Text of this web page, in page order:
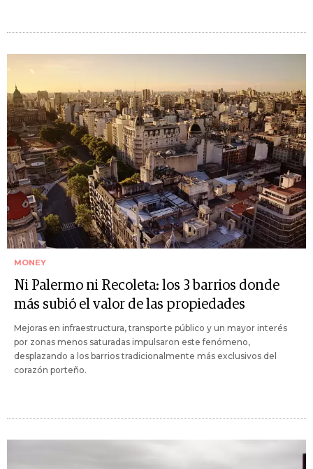
MONEY
Ni Palermo ni Recoleta: los 3 barrios donde
más subió el valor de las propiedades
Mejoras en infraestructura, transporte público y un mayor interés
por zonas menos saturadas impulsaron este fenómeno,
desplazando a los barrios tradicionalmente más exclusivos del
corazón porteño.